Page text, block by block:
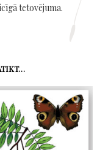
tetovējuma.